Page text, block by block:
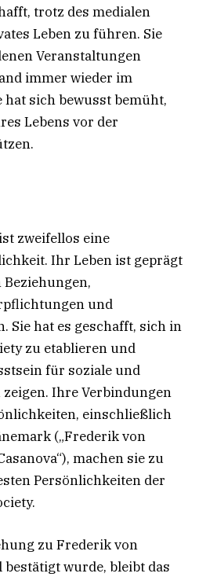
trotz des medialen
Leben zu führen. Sie
Veranstaltungen
immer wieder im
hat sich bewusst bemüht,
Lebens vor der
zweifellos eine
Ihr Leben ist geprägt
und
Sie hat es geschafft, sich in
zu etablieren und
für soziale und
Ihre Verbindungen
einschließlich
(„Frederik von
machen sie zu
Persönlichkeiten der
zu Frederik von
wurde, bleibt das